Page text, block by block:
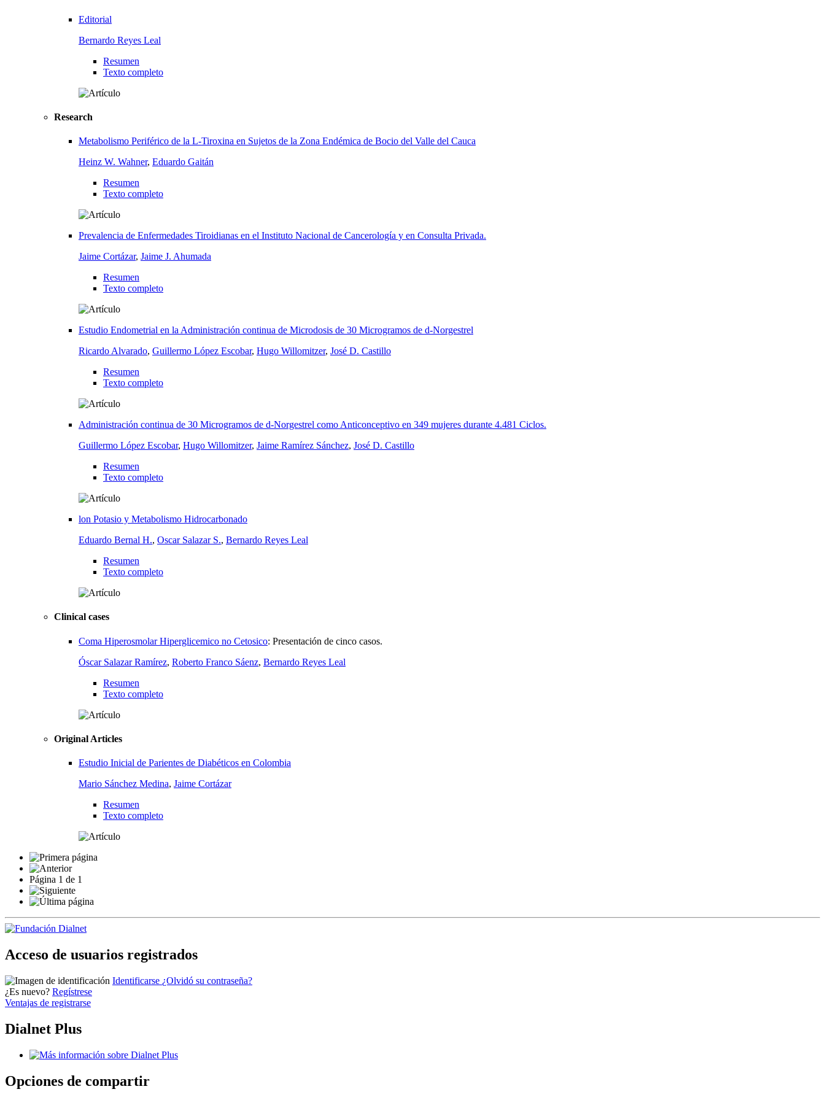
Editorial
Bernardo Reyes Leal
Resumen
Texto completo
Research
Metabolismo Periférico de la L-Tiroxina en Sujetos de la Zona Endémica de Bocio del Valle del Cauca
Heinz W. Wahner, Eduardo Gaitán
Resumen
Texto completo
Prevalencia de Enfermedades Tiroidianas en el Instituto Nacional de Cancerología y en Consulta Privada.
Jaime Cortázar, Jaime J. Ahumada
Resumen
Texto completo
Estudio Endometrial en la Administración continua de Microdosis de 30 Microgramos de d-Norgestrel
Ricardo Alvarado, Guillermo López Escobar, Hugo Willomitzer, José D. Castillo
Resumen
Texto completo
Administración continua de 30 Microgramos de d-Norgestrel como Anticonceptivo en 349 mujeres durante 4.481 Ciclos.
Guillermo López Escobar, Hugo Willomitzer, Jaime Ramírez Sánchez, José D. Castillo
Resumen
Texto completo
lon Potasio y Metabolismo Hidrocarbonado
Eduardo Bernal H., Oscar Salazar S., Bernardo Reyes Leal
Resumen
Texto completo
Clinical cases
Coma Hiperosmolar Hiperglicemico no Cetosico: Presentación de cinco casos.
Óscar Salazar Ramírez, Roberto Franco Sáenz, Bernardo Reyes Leal
Resumen
Texto completo
Original Articles
Estudio Inicial de Parientes de Diabéticos en Colombia
Mario Sánchez Medina, Jaime Cortázar
Resumen
Texto completo
Página 1 de 1
Acceso de usuarios registrados
Identificarse ¿Olvidó su contraseña?
¿Es nuevo? Regístrese
Ventajas de registrarse
Dialnet Plus
Opciones de compartir